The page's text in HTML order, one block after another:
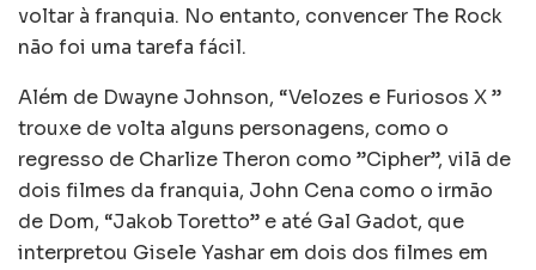
voltar à franquia. No entanto, convencer The Rock
não foi uma tarefa fácil.
Além de Dwayne Johnson, “Velozes e Furiosos X ”
trouxe de volta alguns personagens, como o
regresso de Charlize Theron como ”Cipher”, vilã de
dois filmes da franquia, John Cena como o irmão
de Dom, “Jakob Toretto” e até Gal Gadot, que
interpretou Gisele Yashar em dois dos filmes em